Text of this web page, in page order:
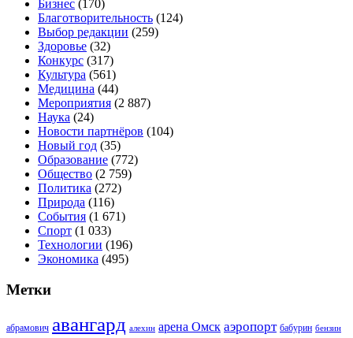
Бизнес (170)
Благотворительность (124)
Выбор редакции (259)
Здоровье (32)
Конкурс (317)
Культура (561)
Медицина (44)
Мероприятия (2 887)
Наука (24)
Новости партнёров (104)
Новый год (35)
Образование (772)
Общество (2 759)
Политика (272)
Природа (116)
События (1 671)
Спорт (1 033)
Технологии (196)
Экономика (495)
Метки
абрамович авангард алехин арена Омск аэропорт бабурин бензин